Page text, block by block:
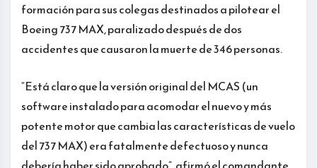
formación para sus colegas destinados a pilotear el
Boeing 737 MAX, paralizado después de dos
accidentes que causaron la muerte de 346 personas.
“Está claro que la versión original del MCAS (un
software instalado para acomodar el nuevo y más
potente motor que cambia las características de vuelo
del 737 MAX) era fatalmente defectuoso y nunca